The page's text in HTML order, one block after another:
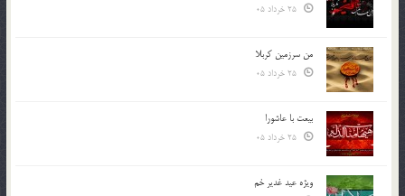
من سرزمین کربلا
بیعت با عاشورا
ویژه عید غدیر خم